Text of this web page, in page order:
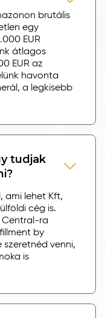
brutális
egy
EUR
átlagos
EUR az
havonta
a legkisebb
tudjak
ami lehet Kft,
cég is.
Central-ra
by
venni,
is